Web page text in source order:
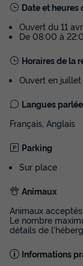
Surface
31m²
Terrasse semi-
Lave-vaisselle
MOBILHOME 6
3 chambres -
du14/09/
Meilleur prix
Date et heures
Ouvert du 11
De 08:00 à
Horaires de la
Ouvert en
Langues
Français, Anglais
Parking
Sur place
Animaux
Animaux acceptés.
Le nombre
détails de
Informations